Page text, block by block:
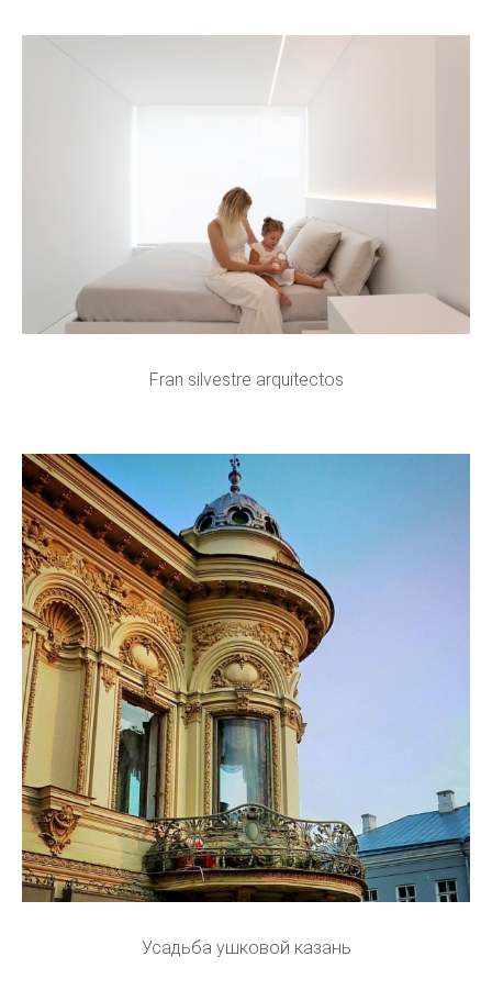
Fran silvestre arquitectos
Усадьба ушковой казань